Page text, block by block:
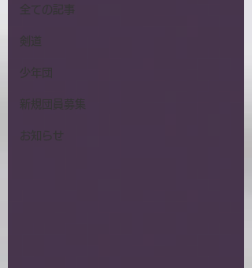
全ての記事
剣道
少年団
新規団員募集
お知らせ